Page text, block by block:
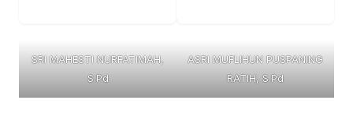
SRI MAHESTI NURFATIMAH,
S.Pd
ASRI MUFLIHUN PUSPANING
RATIH, S.Pd